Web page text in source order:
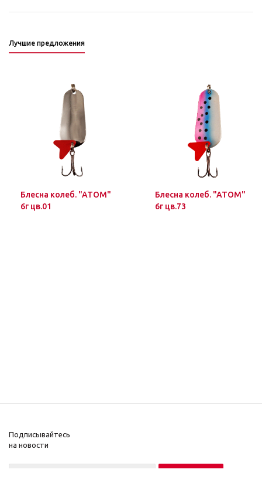
Лучшие предложения
Блесна колеб. "ATOM"
6г цв.01
Блесна колеб. "ATOM"
6г цв.73
Подписывайтесь
на новости